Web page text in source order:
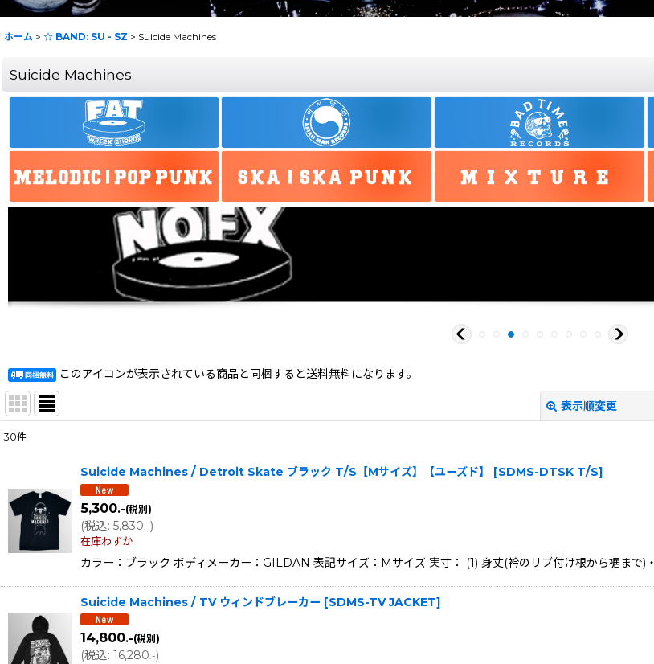
ホーム > ☆ BAND: SU - SZ > Suicide Machines
Suicide Machines
このアイコンが表示されている商品と同梱すると送料無料になります。
表示順変更
在庫あり
並び順
絞り込む
30件
Suicide Machines / Detroit Skate ブラック T/S【Mサイズ】【ユーズド】 [SDMS-DTSK T/S]
5,300.-(税別)
(税込: 5,830 .-)
在庫わずか
カラー：ブラック ボディメーカー：GILDAN 表記サイズ：Mサイズ 実寸： (1) 身丈(衿のリブ付け根から裾ま
Suicide Machines / TV ウィンドブレーカー [SDMS-TV JACKET]
14,800.-(税別)
(税込: 16,280.-)